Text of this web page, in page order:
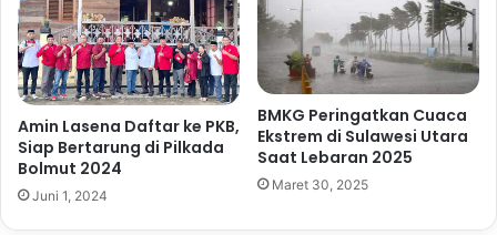
M
B
u
k
a
n
S
e
k
Amin Lasena Daftar ke PKB,
Siap Bertarung di Pilkada
Bolmut 2024
Juni 1, 2024
BMKG Peringatkan Cuaca
Ekstrem di Sulawesi Utara
Saat Lebaran 2025
Maret 30, 2025